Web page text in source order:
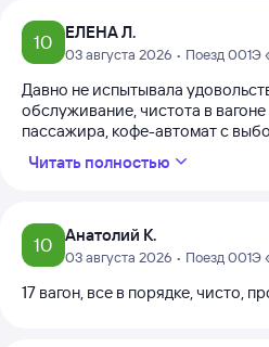
10 ЕЛЕНА Л.
03 августа 2026 • Поезд 001Э
Давно не испытывала
обслуживание, чистота в
пассажира, кофе-автомат с
Читать полностью
10 Анатолий К.
03 августа 2026 • Поезд 001Э
17 вагон, все в порядке, чисто,